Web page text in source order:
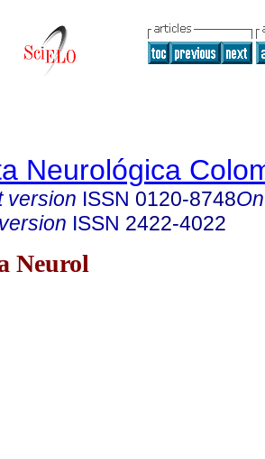
Neurológica
version ISSN 0120-8748
ISSN 2422-4022
Neurol